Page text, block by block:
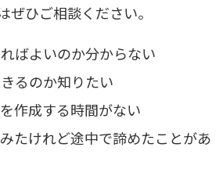
ぜひご相談ください。
ばよいのか分からない
るのか知りたい
作成する時間がない
たけれど途中で諦めたことがあ